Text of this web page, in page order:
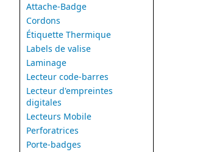
Attache-Badge
Cordons
Étiquette Thermique
Labels de valise
Laminage
Lecteur code-barres
Lecteur d'empreintes
digitales
Lecteurs Mobile
Perforatrices
Porte-badges